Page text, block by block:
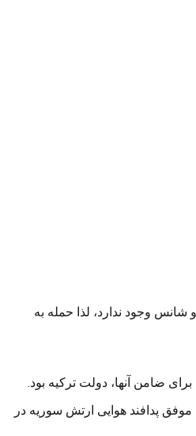
وجود ندارد، لذا حمله به
ضامن آنها، دولت ترکیه بود.
پدافند هوایی ارتش سوریه در